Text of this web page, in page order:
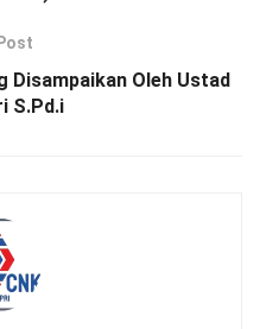
Disampaikan Oleh Ustad
S.Pd.i